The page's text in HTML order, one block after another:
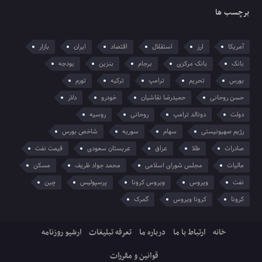
برچسب ها
آمریکا ارز استقلال اقتصاد ایران
بازار
بانک
بانک مرکزی برجام بنزین
بودجه
بورس
تحریم ترامپ ترکیه
تورم
حسن روحانی
حمیدرضا نقاشیان خودرو
دلار
دولت
دونالد ترامپ روحانی
روسیه
رژیم صهیونیستی
سهام سوریه
شاخص بورس
صادرات
طلا عراق عربستان سعودی
قیمت نفت
مالیات
مجلس شورای اسلامی محمد جواد ظریف
مسکن
نفت
ویروس ویروس کرونا پرسپولیس
چین
کرونا
کرونا ویروس گمرک
خانه ارتباط با ما درباره ما تعرفه تبلیغات ارشیو روزنامه
قوانین و مقررات